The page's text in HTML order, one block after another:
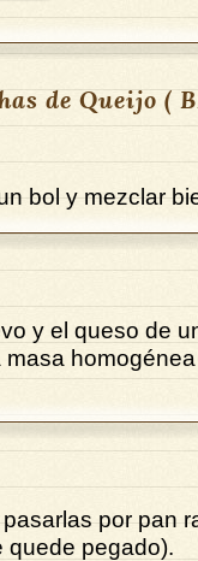
de Queijo (
bol y mezclar
y el queso de
por pan
quede pegado).